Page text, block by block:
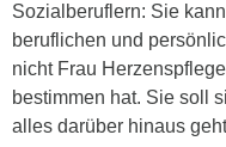
Sozialberuflern: Sie
beruflichen und
nicht Frau
bestimmen hat. Sie soll
alles darüber hinaus